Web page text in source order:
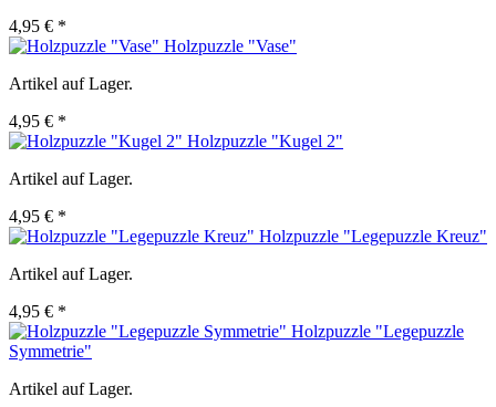
4,95 € *
Holzpuzzle "Vase"
Artikel auf Lager.
4,95 € *
Holzpuzzle "Kugel 2"
Artikel auf Lager.
4,95 € *
Holzpuzzle "Legepuzzle Kreuz"
Artikel auf Lager.
4,95 € *
Holzpuzzle "Legepuzzle
Symmetrie"
Artikel auf Lager.